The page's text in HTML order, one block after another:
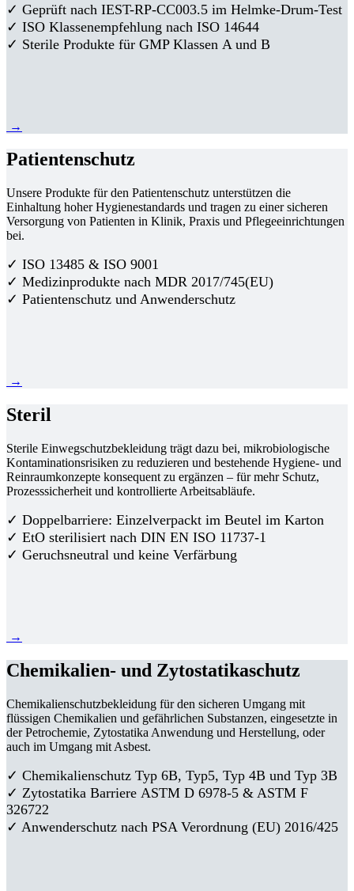
✓ Geprüft nach IEST-RP-CC003.5 im Helmke-Drum-Test
✓ ISO Klassenempfehlung nach ISO 14644
✓ Sterile Produkte für GMP Klassen A und B
→
Patientenschutz
Unsere Produkte für den Patientenschutz unterstützen die
Einhaltung hoher Hygienestandards und tragen zu einer sicheren
Versorgung von Patienten in Klinik, Praxis und Pflegeeinrichtungen
bei.
✓ ISO 13485 & ISO 9001
✓ Medizinprodukte nach MDR 2017/745(EU)
✓ Patientenschutz und Anwenderschutz
→
Steril
Sterile Einwegschutzbekleidung trägt dazu bei, mikrobiologische
Kontaminationsrisiken zu reduzieren und bestehende Hygiene- und
Reinraumkonzepte konsequent zu ergänzen – für mehr Schutz,
Prozesssicherheit und kontrollierte Arbeitsabläufe.
✓ Doppelbarriere: Einzelverpackt im Beutel im Karton
✓ EtO sterilisiert nach DIN EN ISO 11737-1
✓ Geruchsneutral und keine Verfärbung
→
Chemikalien- und Zytostatikaschutz
Chemikalienschutzbekleidung für den sicheren Umgang mit
flüssigen Chemikalien und gefährlichen Substanzen, eingesetzte in
der Petrochemie, Zytostatika Anwendung und Herstellung, oder
auch im Umgang mit Asbest.
✓ Chemikalienschutz Typ 6B, Typ5, Typ 4B und Typ 3B
✓ Zytostatika Barriere ASTM D 6978-5 & ASTM F
326722
✓ Anwenderschutz nach PSA Verordnung (EU) 2016/425